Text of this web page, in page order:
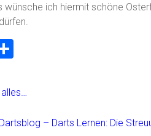
wünsche ich hiermit schöne
e
– Darts Lernen: Die